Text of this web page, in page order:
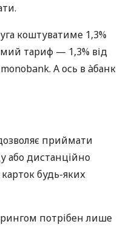
коштуватиме 1,3%
тариф — 1,3% від
А ось в àбанк
приймати
або дистанційно
будь-яких
потрібен лише